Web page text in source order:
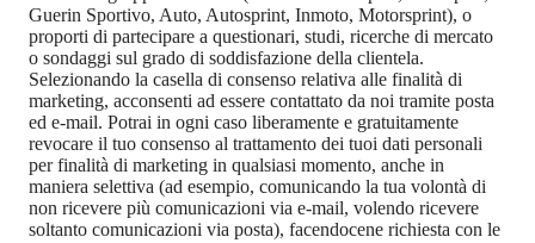
Guerin Sportivo, Auto, Autosprint, Inmoto, Motorsprint), o
proporti di partecipare a questionari, studi, ricerche di mercato
o sondaggi sul grado di soddisfazione della clientela.
Selezionando la casella di consenso relativa alle finalità di
marketing, acconsenti ad essere contattato da noi tramite posta
ed e-mail. Potrai in ogni caso liberamente e gratuitamente
revocare il tuo consenso al trattamento dei tuoi dati personali
per finalità di marketing in qualsiasi momento, anche in
maniera selettiva (ad esempio, comunicando la tua volontà di
non ricevere più comunicazioni via e-mail, volendo ricevere
soltanto comunicazioni via posta), facendocene richiesta con le